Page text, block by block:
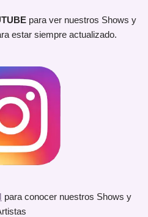
para ver nuestros Shows y
estar siempre actualizado.
para conocer nuestros Shows y